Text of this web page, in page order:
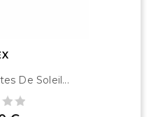
De Soleil...